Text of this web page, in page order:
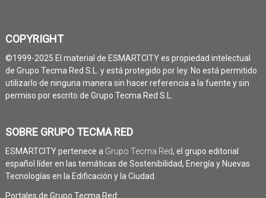
COPYRIGHT
©1999-2025 El material de ESMARTCITY es propiedad intelectual
de Grupo Tecma Red S.L. y está protegido por ley. No está permitido
utilizarlo de ninguna manera sin hacer referencia a la fuente y sin
permiso por escrito de Grupo Tecma Red S.L.
SOBRE GRUPO TECMA RED
ESMARTCITY pertenece a Grupo Tecma Red, el grupo editorial
español líder en las temáticas de Sostenibilidad, Energía y Nuevas
Tecnologías en la Edificación y la Ciudad.
Portales de Grupo Tecma Red: